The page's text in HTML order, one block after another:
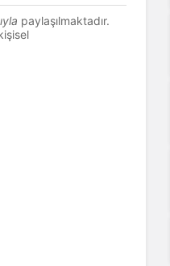
paylaşılmaktadır.